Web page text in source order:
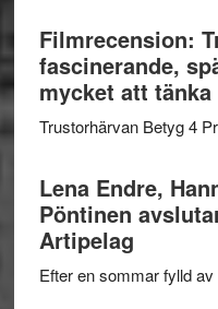
Filmrecension:
fascinerande,
mycket att tänka
Trustorhärvan Betyg 4
Lena Endre,
Pöntinen
Artipelag
Efter en sommar fylld